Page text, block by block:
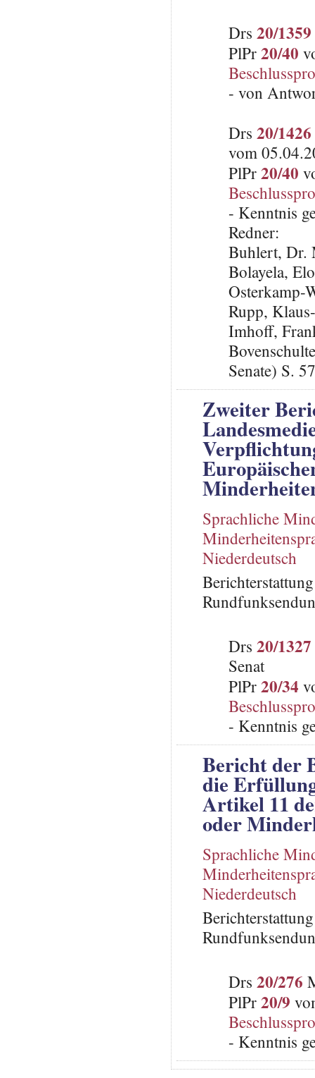
Drs 20/1359
PlPr20/40
- von
Drs 20/1426
vom
PlPr20/40
- Kenntnis
Redner:
Buhlert, Dr.
Bolayela,
Osterkamp-
Rupp,
Imhoff,
Senate) S.
Zweiter
Sprachliche
Niederdeutsch
Drs 20/1327
Senat
PlPr20/34
- Kenntnis
Bericht der
die
Artikel 11
oder
Sprachliche
Niederdeutsch
Drs 20/276
PlPr20/9
- Kenntnis